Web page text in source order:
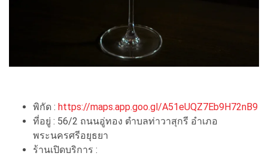
พิกัด : https://maps.app.goo.gl/A51eUQZ7Eb9H72nB9
ที่อยู่ : 56/2 ถนนอู่ทอง ตำบลท่าวาสุกรี อำเภอ
พระนครศรีอยุธยา
ร้านเปิดบริการ :